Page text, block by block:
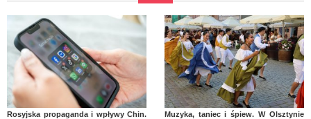
Rosyjska propaganda i wpływy Chin.
Muzyka, taniec i śpiew. W Olsztynie